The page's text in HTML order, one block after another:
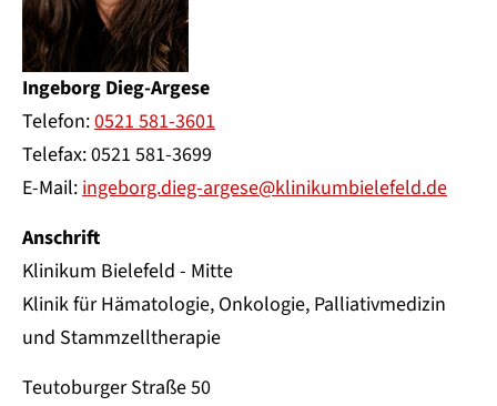
Ingeborg Dieg-Argese
Telefon:0521 581-3601
Telefax: 0521 581-3699
E-Mail:ingeborg.dieg-argese@klinikumbielefeld.de
Anschrift
Klinikum Bielefeld - Mitte
Klinik für Hämatologie, Onkologie, Palliativmedizin
und Stammzelltherapie
Teutoburger Straße 50